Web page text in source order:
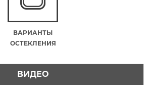
ВАРИАНТЫ
ОСТЕКЛЕНИЯ
ВИДЕО